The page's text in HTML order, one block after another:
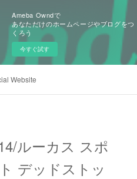
Ameba Owndで
あなただけのホームページやブログをつ
くろう
今すぐ試す
Website
ルーカス スポ
デッドストッ